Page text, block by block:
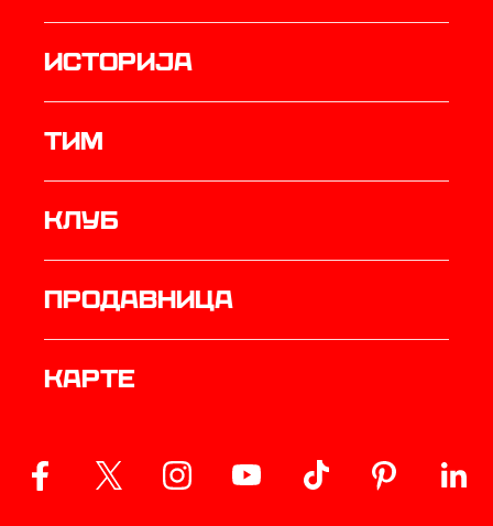
историја
ТИМ
Клуб
продавница
Карте